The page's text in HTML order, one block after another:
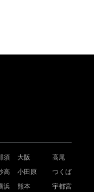
須
高
浜
大阪
小田原
熊本
高尾
つくば
宇都宮